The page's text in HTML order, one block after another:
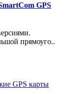
GPS
прямоуго..